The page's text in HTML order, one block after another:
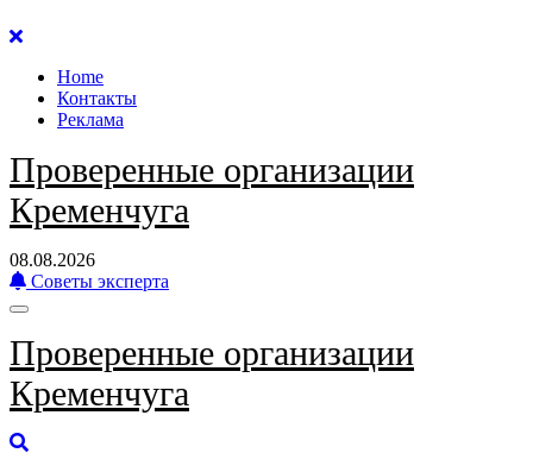
Перейти
содержанию
Home
Контакты
Реклама
Проверенные организации
Кременчуга
08.08.2026
Советы эксперта
Проверенные организации
Кременчуга